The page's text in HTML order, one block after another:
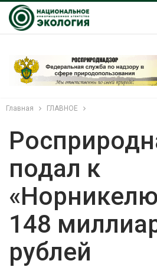
Главная ГЛАВНОЕ
подал к
148
рублей